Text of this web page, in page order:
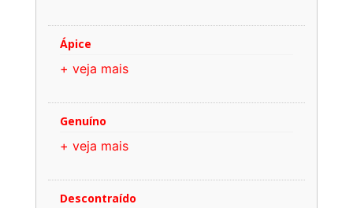
Ápice
+ veja mais
Genuíno
+ veja mais
Descontraído